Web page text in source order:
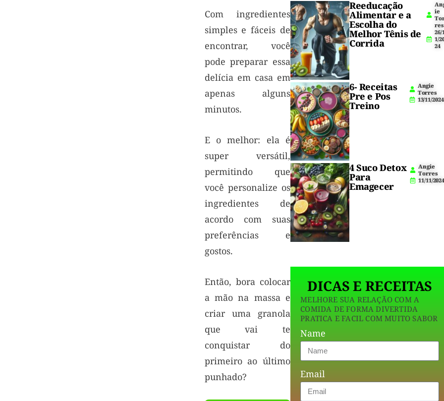
Com ingredientes
simples e fáceis de
encontrar, você
pode preparar essa
delícia em casa em
apenas alguns
minutos.
E o melhor: ela é
super versátil,
permitindo que
você personalize os
ingredientes de
acordo com suas
preferências e
gostos.
Então, bora colocar
a mão na massa e
criar uma granola
que vai te
conquistar do
primeiro ao último
punhado?
Reeducação
Alimentar e a
Escolha do
Melhor Tênis de
Corrida
ie
res
26/
1/
24
6- Receitas
Pre e Pos
Treino
Angie
Torres
13/11/2024
4 Suco Detox
Para
Emagecer
Angie
Torres
11/11/2024
DICAS E RECEITAS
MELHORE SUA RELAÇÃO COM A
COMIDA DE FORMA DIVERTIDA
PRATICA E FACIL COM MUITO SABOR
Name
Email